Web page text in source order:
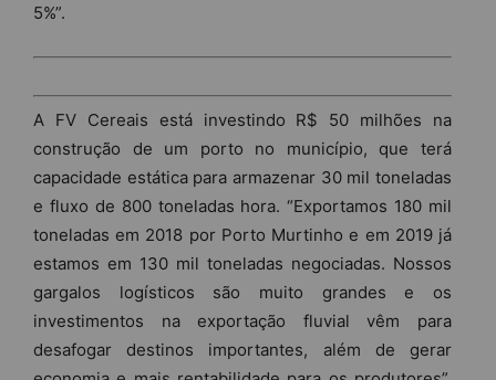
5%”.
A FV Cereais está investindo R$ 50 milhões na
construção de um porto no município, que terá
capacidade estática para armazenar 30 mil toneladas
e fluxo de 800 toneladas hora. “Exportamos 180 mil
toneladas em 2018 por Porto Murtinho e em 2019 já
estamos em 130 mil toneladas negociadas. Nossos
gargalos logísticos são muito grandes e os
investimentos na exportação fluvial vêm para
desafogar destinos importantes, além de gerar